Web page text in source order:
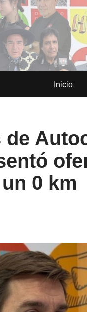
Inicio
de
0 km